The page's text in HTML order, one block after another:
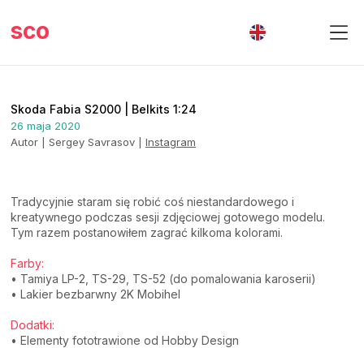
sco
Skoda Fabia S2000 | Belkits 1:24
26 maja 2020
Autor | Sergey Savrasov | Instagram
Tradycyjnie staram się robić coś niestandardowego i
kreatywnego podczas sesji zdjęciowej gotowego modelu.
Tym razem postanowiłem zagrać kilkoma kolorami.
Farby:
• Tamiya LP-2, TS-29, TS-52 (do pomalowania karoserii)
• Lakier bezbarwny 2K Mobihel
Dodatki:
• Elementy fototrawione od Hobby Design